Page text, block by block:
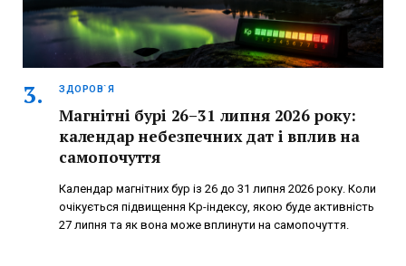
ЗДОРОВ`Я
Магнітні бурі 26–31 липня 2026 року:
календар небезпечних дат і вплив на
самопочуття
Календар магнітних бур із 26 до 31 липня 2026 року. Коли
очікується підвищення Kp-індексу, якою буде активність
27 липня та як вона може вплинути на самопочуття.